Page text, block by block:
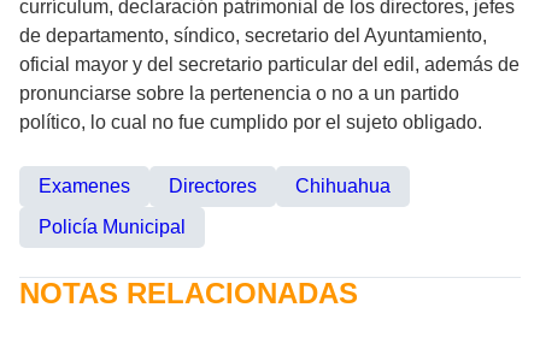
currículum, declaración patrimonial de los directores, jefes
de departamento, síndico, secretario del Ayuntamiento,
oficial mayor y del secretario particular del edil, además de
pronunciarse sobre la pertenencia o no a un partido
político, lo cual no fue cumplido por el sujeto obligado.
Examenes Directores
Chihuahua
Policía Municipal
NOTAS RELACIONADAS